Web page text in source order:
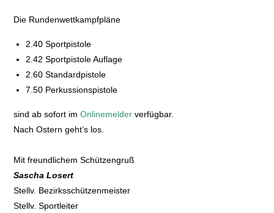
Die Rundenwettkampfpläne
2.40 Sportpistole
2.42 Sportpistole Auflage
2.60 Standardpistole
7.50 Perkussionspistole
sind ab sofort imOnlinemelder verfügbar.
Nach Ostern geht’s los.
Mit freundlichem Schützengruß
Sascha Losert
Stellv. Bezirksschützenmeister
Stellv. Sportleiter